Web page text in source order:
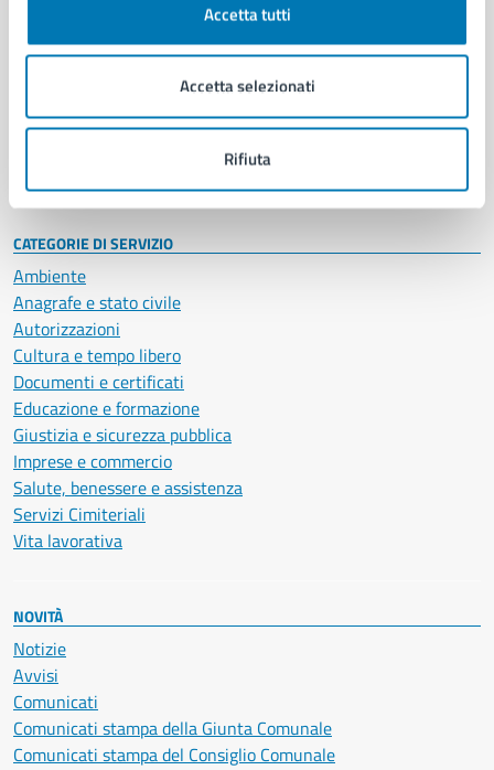
Accetta tutti
Accetta selezionati
Rifiuta
Enti e fondazioni
Personale amministrativo
Intranet, posta aziendale e protocollo
CATEGORIE DI SERVIZIO
Ambiente
Anagrafe e stato civile
Autorizzazioni
Cultura e tempo libero
Documenti e certificati
Educazione e formazione
Giustizia e sicurezza pubblica
Imprese e commercio
Salute, benessere e assistenza
Servizi Cimiteriali
Vita lavorativa
NOVITÀ
Notizie
Avvisi
Comunicati
Comunicati stampa della Giunta Comunale
Comunicati stampa del Consiglio Comunale